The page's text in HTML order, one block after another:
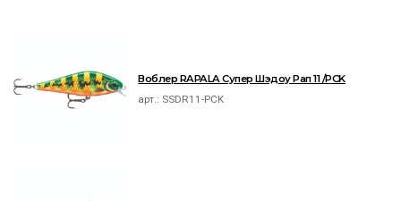
Воблер RAPALA Супер Шэдоу Рап 11 /PCK
арт.: SSDR11-PCK